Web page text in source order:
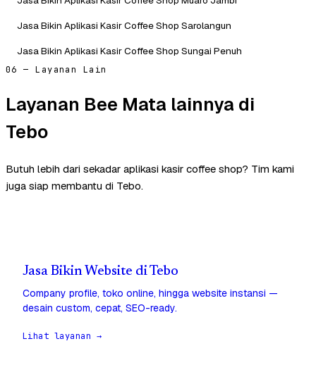
Jasa Bikin Aplikasi Kasir Coffee Shop Sarolangun
Jasa Bikin Aplikasi Kasir Coffee Shop Sungai Penuh
06 — Layanan Lain
Layanan Bee Mata lainnya di
Tebo
Butuh lebih dari sekadar aplikasi kasir coffee shop? Tim kami
juga siap membantu di Tebo.
Jasa Bikin Website di Tebo
Company profile, toko online, hingga website instansi —
desain custom, cepat, SEO-ready.
Lihat layanan →